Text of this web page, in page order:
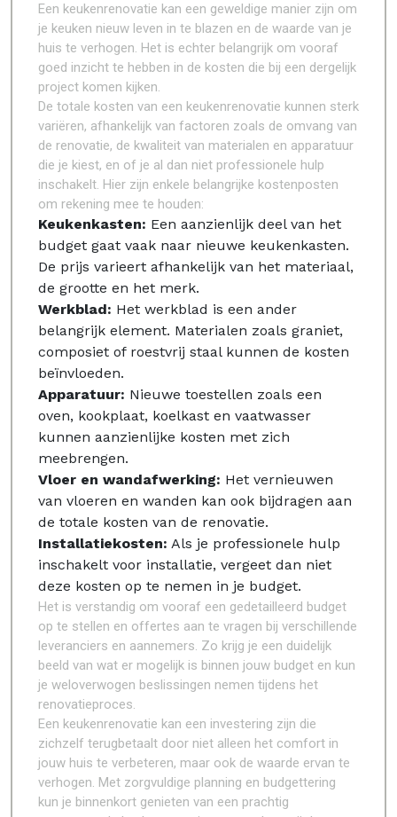
Een keukenrenovatie kan een geweldige manier zijn om
je keuken nieuw leven in te blazen en de waarde van je
huis te verhogen. Het is echter belangrijk om vooraf
goed inzicht te hebben in de kosten die bij een dergelijk
project komen kijken.
De totale kosten van een keukenrenovatie kunnen sterk
variëren, afhankelijk van factoren zoals de omvang van
de renovatie, de kwaliteit van materialen en apparatuur
die je kiest, en of je al dan niet professionele hulp
inschakelt. Hier zijn enkele belangrijke kostenposten
om rekening mee te houden:
Keukenkasten: Een aanzienlijk deel van het
budget gaat vaak naar nieuwe keukenkasten.
De prijs varieert afhankelijk van het materiaal,
de grootte en het merk.
Werkblad: Het werkblad is een ander
belangrijk element. Materialen zoals graniet,
composiet of roestvrij staal kunnen de kosten
beïnvloeden.
Apparatuur: Nieuwe toestellen zoals een
oven, kookplaat, koelkast en vaatwasser
kunnen aanzienlijke kosten met zich
meebrengen.
Vloer en wandafwerking: Het vernieuwen
van vloeren en wanden kan ook bijdragen aan
de totale kosten van de renovatie.
Installatiekosten: Als je professionele hulp
inschakelt voor installatie, vergeet dan niet
deze kosten op te nemen in je budget.
Het is verstandig om vooraf een gedetailleerd budget
op te stellen en offertes aan te vragen bij verschillende
leveranciers en aannemers. Zo krijg je een duidelijk
beeld van wat er mogelijk is binnen jouw budget en kun
je weloverwogen beslissingen nemen tijdens het
renovatieproces.
Een keukenrenovatie kan een investering zijn die
zichzelf terugbetaalt door niet alleen het comfort in
jouw huis te verbeteren, maar ook de waarde ervan te
verhogen. Met zorgvuldige planning en budgettering
kun je binnenkort genieten van een prachtig